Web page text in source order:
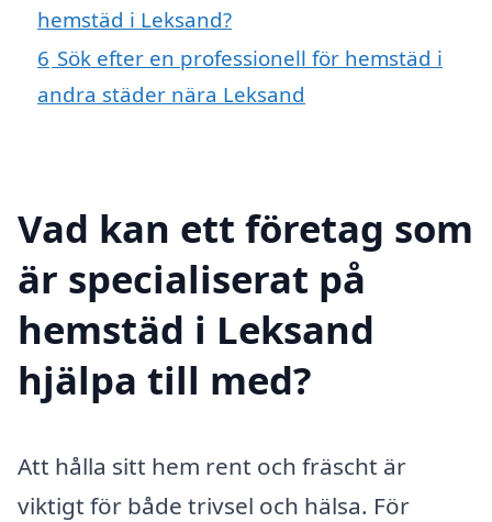
hemstäd i Leksand?
6 Sök efter en professionell för hemstäd i
andra städer nära Leksand
Vad kan ett företag som
är specialiserat på
hemstäd i Leksand
hjälpa till med?
Att hålla sitt hem rent och fräscht är
viktigt för både trivsel och hälsa. För